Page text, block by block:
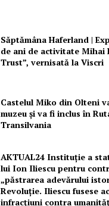
Săptămâna Haferland |
de ani de activitate Mihai
Trust”, vernisată la Viscri
Castelul Miko din Olteni
muzeu şi va fi inclus în
Transilvania
AKTUAL24 Instituție a
lui Ion Iliescu pentru
„păstrarea adevărului
Revoluție. Iliescu fusese
infracțiuni contra